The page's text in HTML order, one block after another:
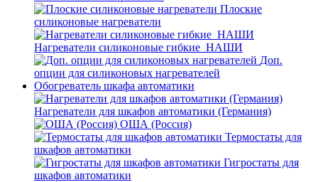
Плоские
силиконовые нагреватели
Нагреватели силиконовые гибкие_НАШИ
Доп.
опции для силиконовых нагревателей
Обогреватель шкафа автоматики
Нагреватели для шкафов автоматики (Германия)
ОША (Россия)
Термостаты для
шкафов автоматики
Гигростаты для
шкафов автоматики